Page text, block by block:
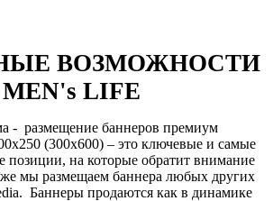
ВОЗМОЖНОСТИ
MEN's LIFE
- размещение баннеров премиум
(300x600) – это ключевые и самые
позиции, на которые обратит внимание
мы размещаем баннера любых других
Баннеры продаются как в динамике